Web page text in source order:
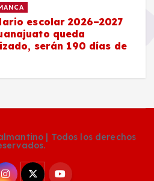
escolar 2026–2027
queda
serán 190 días de
| Todos los derechos